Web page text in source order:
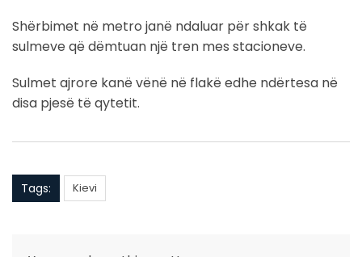
Shërbimet në metro janë ndaluar për shkak të
sulmeve që dëmtuan një tren mes stacioneve.
Sulmet ajrore kanë vënë në flakë edhe ndërtesa në
disa pjesë të qytetit.
Tags: Kievi